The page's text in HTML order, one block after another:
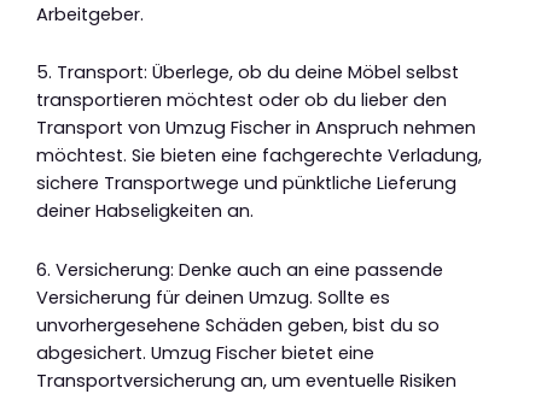
Arbeitgeber.
5. Transport: Überlege, ob du deine Möbel selbst
transportieren möchtest oder ob du lieber den
Transport von Umzug Fischer in Anspruch nehmen
möchtest. Sie bieten eine fachgerechte Verladung,
sichere Transportwege und pünktliche Lieferung
deiner Habseligkeiten an.
6. Versicherung: Denke auch an eine passende
Versicherung für deinen Umzug. Sollte es
unvorhergesehene Schäden geben, bist du so
abgesichert. Umzug Fischer bietet eine
Transportversicherung an, um eventuelle Risiken